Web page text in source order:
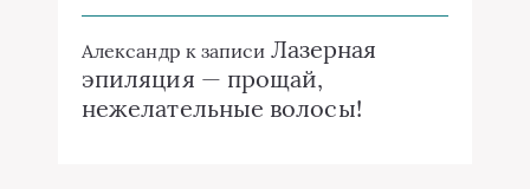
Александр к записи Лазерная
эпиляция — прощай,
нежелательные волосы!